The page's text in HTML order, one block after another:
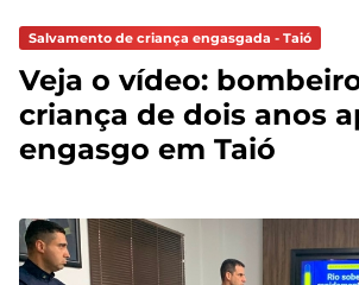
Salvamento de criança engasgada - Taió
Veja o vídeo:
criança de dois anos
engasgo em Taió